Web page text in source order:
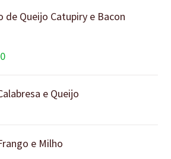
de Queijo Catupiry e Bacon
e Queijo
e Milho